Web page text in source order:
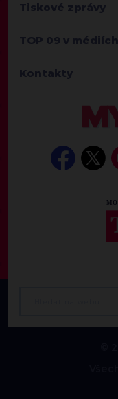
Tiskové zprávy
TOP 09 v médiích
Kontakty